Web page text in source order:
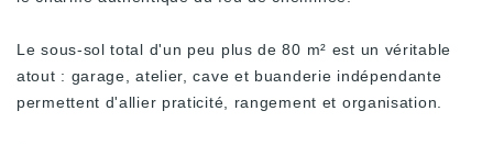
Le sous-sol total d'un peu plus de 80 m² est un véritable
atout : garage, atelier, cave et buanderie indépendante
permettent d'allier praticité, rangement et organisation.